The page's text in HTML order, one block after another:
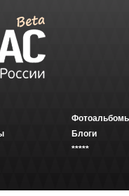
Блоги
*****